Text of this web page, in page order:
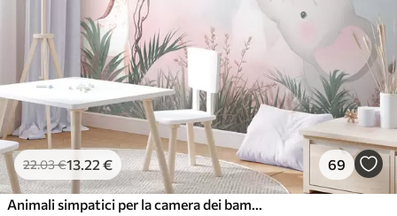
22.03€13 .22 € 69